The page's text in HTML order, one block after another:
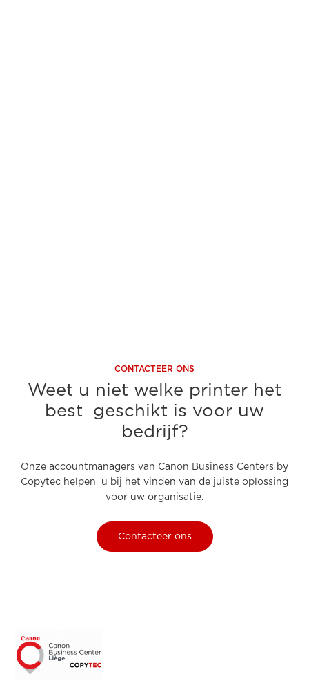
CONTACTEER ONS
Weet u niet welke printer het
best geschikt is voor uw
bedrijf?
Onze accountmanagers van Canon Business Centers by
Copytec helpen u bij het vinden van de juiste oplossing
voor uw organisatie.
Contacteer ons